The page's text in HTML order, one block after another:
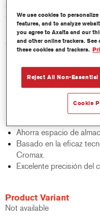
que forma parte de las
Centari.
Características del
Sistema de pintado de
versatilidad y facilidad
Una sola máquina de
calidades de base
acabados y bases
Ahorra espacio de
Basado en la eficaz
Cromax.
Excelente precisión del
Product Variant
Not available
We use cookies to
features, and to analyze
you agree to Axalta and our
and other online trackers.
these cookies and trackers.
Reject All Non-Essential
Cookie